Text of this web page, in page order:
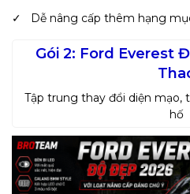
✓ Dễ nâng cấp thêm hạng
Gói 2: Ford Everest
Tập trung thay đổi diện mạo,
hố